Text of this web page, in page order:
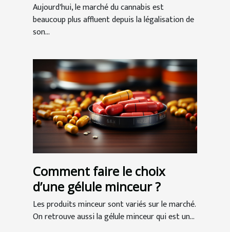
Aujourd'hui, le marché du cannabis est
beaucoup plus affluent depuis la légalisation de
son...
Comment faire le choix
d’une gélule minceur ?
Les produits minceur sont variés sur le marché.
On retrouve aussi la gélule minceur qui est un...